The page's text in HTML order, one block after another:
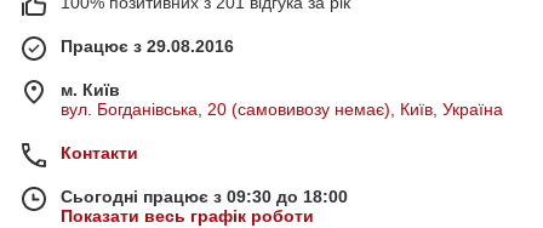
Працює з 29.08.2016
м. Київ
вул. Богданівська, 20 (самовивозу немає), Київ, Україна
Контакти
Сьогодні працює з 09:30 до 18:00
Показати весь графік роботи